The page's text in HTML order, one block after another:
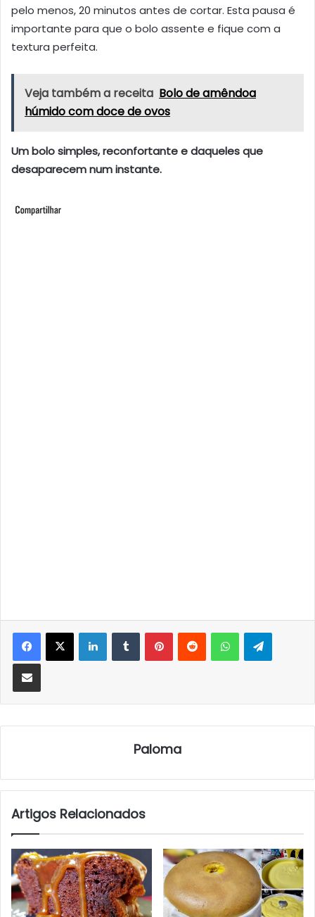
pelo menos, 20 minutos antes de cortar. Esta pausa é
importante para que o bolo assente e fique com a
textura perfeita.
Veja também a receita Bolo de amêndoa
húmido com doce de ovos
Um bolo simples, reconfortante e daqueles que
desaparecem num instante.
LinkedInTumblrPinterestReddit WhatsApp
Partilhar Via Email
Paloma
Artigos Relacionados